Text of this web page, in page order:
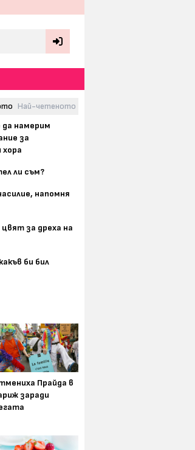
Най-четеното
да намерим
за
ли съм?
напомня
за дреха на
би бил
Прайда в
заради